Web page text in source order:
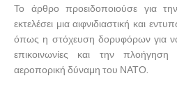
Το άρθρο προειδοποιούσε για
εκτελέσει μια αιφνιδιαστική και
όπως η στόχευση δορυφόρων για να
επικοινωνίες και την πλοήγηση
αεροπορική δύναμη του ΝΑΤΟ.